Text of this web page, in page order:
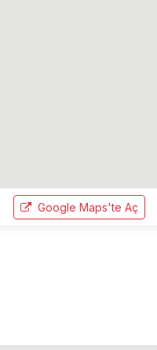
Google Maps'te Aç